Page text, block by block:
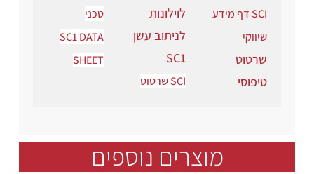
SCI דף מידע
שיווקי
שרטוט
טיפוסי
לוילונות
לניתוב עשן
SC1
SCI שרטוט
טכני
SC1 DATA
SHEET
מוצרים נוספים